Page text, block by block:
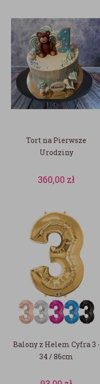
Tort na Pierwsze
Urodziny
360,00 zł
Balony z Helem Cyfra 3 -
34 / 86cm